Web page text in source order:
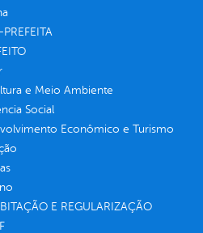
e Meio Ambiente
Social
Econômico e Turismo
E REGULARIZAÇÃO